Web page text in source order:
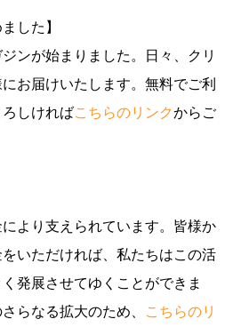
した】
ンが始まりました。日々、クリ
お届けいたします。無料でご利
しければこちらのリンクからご
より支えられています。皆様か
いただければ、私たちはこの活
発展させてゆくことができま
らなる拡大のため、
こちらのリ